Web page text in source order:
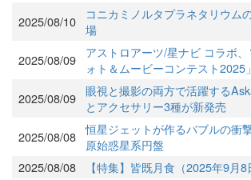
2025/08/10
コニカミノルタプラネタリウム
場
2025/08/09
アストロアーツ/星ナビ コラボ
ォト＆ムービーコンテスト2025
2025/08/09 眼視と撮影の両方で活躍する
とアクセサリー3種が新発売
2025/08/08 恒星ジェットが作るバブルの衝
原始惑星系円盤
2025/08/08
【特集】皆既月食（2025年9月8